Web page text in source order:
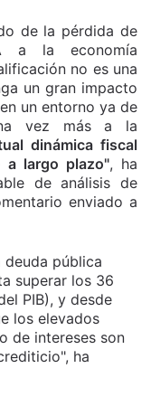
de la pérdida de
a la economía
no es una
un gran impacto
un entorno ya de
vez más a la
dinámica fiscal
a largo plazo", ha
de análisis de
enviado a
deuda pública
superar los 36
PIB), y desde
los elevados
de intereses son
ha